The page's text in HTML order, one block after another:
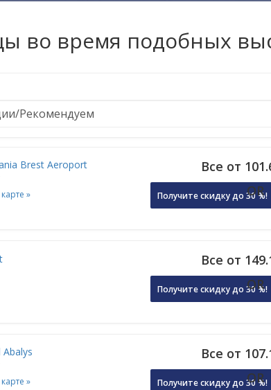
во время подобных
Brest Aeroport
»
Все от
Получите скидку до 30 %!
OR
Все от
Получите скидку до 30 %!
OR
»
Все от
Получите скидку до 30 %!
OR